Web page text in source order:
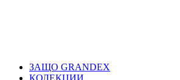
ЗАЩО GRANDEX
КОЛЕКЦИИ